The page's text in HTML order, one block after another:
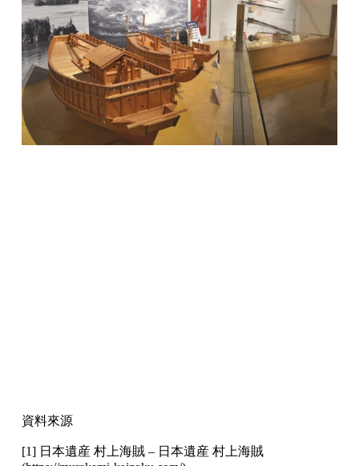
資料來源
[1] 日本遺産 村上海賊 – 日本遺産 村上海賊